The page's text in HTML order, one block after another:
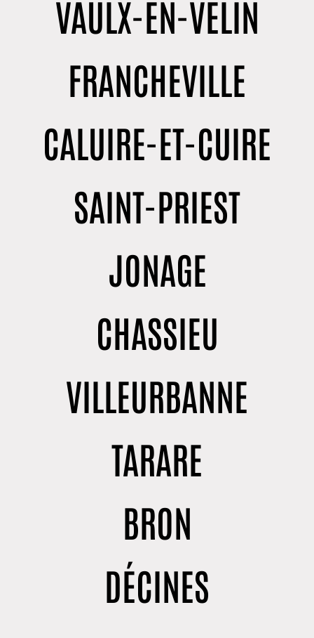
VAULX-EN-VELIN
FRANCHEVILLE
CALUIRE-ET-CUIRE
SAINT-PRIEST
JONAGE
CHASSIEU
VILLEURBANNE
TARARE
BRON
DÉCINES